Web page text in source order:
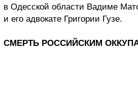
в Одесской области Вадиме
и его адвокате Григории Гузе.
СМЕРТЬ РОССИЙСКИМ